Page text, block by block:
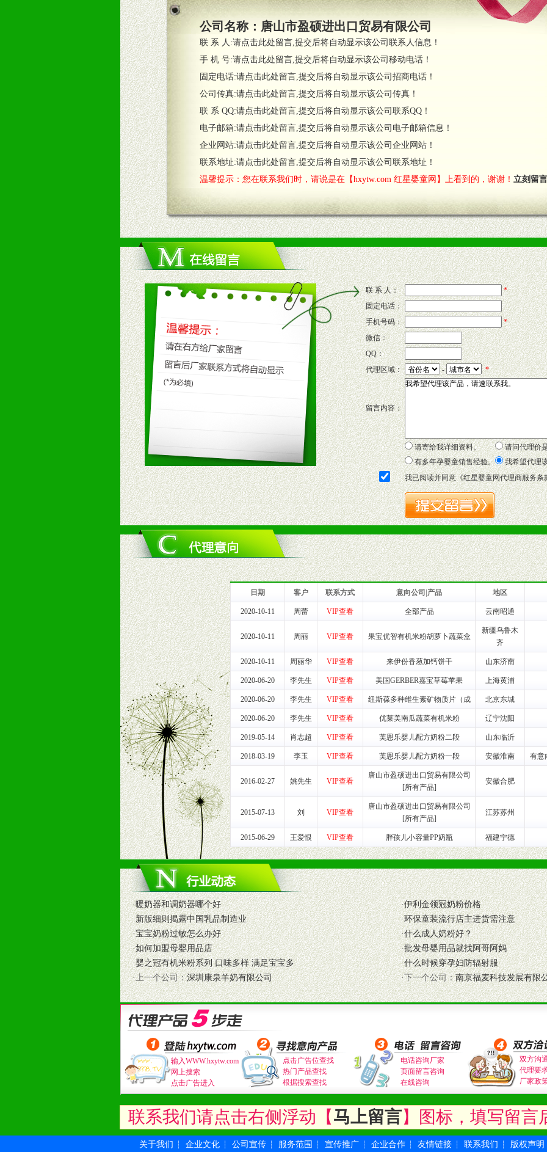
3、根据市场需要，派驻区域销售人员全程跟踪服务，以确保产品顺利销售。
4、根据市场情况公司给予专职或兼职的业务代表及终端导购支持。
五、退换货制度
1、给予前期市场操作一定比例退换货政策。
2、对于临期，滞销品给予一定比例调换政策。
六、服务优势
1、完善的信息服务咨询中心：本着对代理商负责的态度，我们将及时回复您的疑问。
2、售后服务：突发性产品问题或消费者意见反馈，我们予以及时受理记录并合理妥善解决。
3、我们时刻整理各区销售情况，帮您诊断、分析市场，及时收编销售效果显着的案例，与您共商启动市场。
七、招商代理（全国各地）
1、认同我们的经营理念。
2、具备较好商业信誉和资金实力。
3、具备区域内良好的终端网点和销售渠道。
4、具备一定业务团队能力覆盖区域的流通渠道，孕婴童渠道，医药渠道并为之提供配送服务。
5、具备较强的市场操作意识，投入意识和配合意识。
八、品牌产品
1、不断提升品牌的知名度，美誉度。
2、不断开创新产品不断满足消费者的新需求及适应市场变化。
九、加盟优势
1、广告企划支持：产品手册、POP宣传画、三折页及宣传礼品全面配赠，免费提供软硬性平面广告、电台广
场武器。
2、市场保护支持：供优质产品，全套合法经营手续，采取统一底价供货、严格保证区域市场独占，杜绝串货
3、对代理商、经销商提供公司资执证明复印件，财务以帐单，税务发票，产品质量报告检测单，产品批号；
4、营销技术支持：因地制宜，采取方案，专家顾问团提供专柜、社区、HS、名人营销等各种模式市场实战操
5、返利奖励支持：累计进货奖励，年终完成任务返利。
6、售后服务支持：营销全程跟踪服务，提供企划、咨询、培训等企业售后服务。
7、退换货支持：诚信为本的退换货保障制度，使经销商市场操作全程无忧。
十、代理条件
1、拥有婴幼儿产品经销网络，营养品或保健食品相关渠道者。
2、认同公司产品及经营理念，有良好的商业道德，良好的商誉，良好的市场网络的公司及销售自然人。
3、严格按照统一最低渠道价格，统一最低零售价销售，保证良性的价格体系，保证均衡的利润体系。
4、具有一定的资金实力，良好的商业信誉，具备地理区位优势。
5、为维护区域经销商利益，不得窜货。
十一、公司支持
1、免费人员培训支持
由销售明星、业务拓展能手、专业营养师、儿童营养专家为客户提供包括销售、营养、售后服务等各项专业培
2、终端宣传品支持
提供全国统一的产品手册、妈妈手册、VI手册、专柜、POP终端宣传物料、多样化的促销物品、礼品等。
3、大型促销活动支持
根据市场开发需要，为代理商、经销商提供活动策划，物料支持、人员支持等。媒体宣传支持
专业的孕婴童媒体、杂志、直销目录等全国性投放，扩大产品体宣传支持
专业的孕婴童媒体、杂志、直销目录等全国性投放，扩大产品宣传，提高产品美誉度。
4、专业完善的售后服务支持
5、确保经销商相应区域内的独家垄断性经营权益。
6、实施经营管理支持，根据经销商销售情况派人员驻地指导。
7、严格控制价格的波动，并给予相应的政策，充分保证经销产品丰厚的利润空间和市场经营的高额回报。
8、提供合理的退换货保障制度，保证经销商合作零风险。
9、及时有力的推出各种终端促销活动来帮助经销商启动和拉动市场销售，提供终端物料及宣传促销用品的支
拉宝、海报、试用装等）
10、提供信息支持，使经销商商融入公司经营中，充分了解来自公司的行销计划，产品的发展，以及行业市场
11、提供方便、快捷、灵活、安全、高效和准确的后勤配送物。
12、不断寻求国际前缘产品，完善母婴、儿童产品品类，为中国妈妈、宝宝提供完善的营养健康产品和宣传
和终端客户提供更好的支持和服务。
十二、加盟方法
1、通过电话、邮件、网上留言等方式与我公司相关负责人取得联系。
2、与我公司相关人员取得联系之后需详细阅读公司有关制度以及合作加盟流程。
3、加盟者也可到我公司实地考察，合作洽谈。
公司名称： 唐山市盈硕进出口贸易有限公司
联 系 人:请点击此处留言,提交后将自动显示该公司联系人信息！
手 机 号:请点击此处留言,提交后将自动显示该公司移动电话！
固定电话:请点击此处留言,提交后将自动显示该公司招商电话！
公司传真:请点击此处留言,提交后将自动显示该公司传真！
联 系 QQ:请点击此处留言,提交后将自动显示该公司联系QQ！
电子邮箱:请点击此处留言,提交后将自动显示该公司电子邮箱信息！
企业网站:请点击此处留言,提交后将自动显示该公司企业网站！
联系地址:请点击此处留言,提交后将自动显示该公司联系地址！
温馨提示：您在联系我们时，请说是在【hxytw.com 红星婴童网】上看到的，谢谢！ 立刻留言
联 系 人：
*
固定电话：
手机号码：
*
微信：
QQ：
代理区域：
- *
留言内容：
请寄给我详细资料。
请问代理价
有多年孕婴童销售经验。
我希望代理
我已阅读并同意《红星婴童网代理商服务条
日期 客户 联系方式 意向公司|产品 地区
2020-10-11 周蕾 VIP查看 全部产品 云南昭通
2020-10-11 周丽 VIP查看 果宝优智有机米粉胡萝卜蔬菜盒
新疆乌鲁木
齐
2020-10-11 周丽华 VIP查看 来伊份香葱加钙饼干 山东济南
2020-06-20 李先生 VIP查看 美国GERBER嘉宝草莓苹果 上海黄浦
2020-06-20 李先生 VIP查看 纽斯葆多种维生素矿物质片（成 北京东城
2020-06-20 李先生 VIP查看 优莱美南瓜蔬菜有机米粉 辽宁沈阳
2019-05-14 肖志超 VIP查看 芙恩乐婴儿配方奶粉二段 山东临沂
2018-03-19 李玉 VIP查看 芙恩乐婴儿配方奶粉一段 安徽淮南 有意
2016-02-27 姚先生 VIP查看
唐山市盈硕进出口贸易有限公司
[所有产品]
安徽合肥
2015-07-13 刘 VIP查看
唐山市盈硕进出口贸易有限公司
[所有产品]
江苏苏州
2015-06-29 王爱恨 VIP查看 胖孩儿小容量PP奶瓶 福建宁德
·暖奶器和调奶器哪个好 ·伊利金领冠奶粉价格
·新版细则揭露中国乳品制造业 ·环保童装流行店主进货需注意
·宝宝奶粉过敏怎么办好 ·什么成人奶粉好？
·如何加盟母婴用品店 ·批发母婴用品就找阿哥阿妈
·婴之冠有机米粉系列 口味多样 满足宝宝多 ·什么时候穿孕妇防辐射服
·上一个公司：深圳康泉羊奶有限公司 ·下一个公司：南京福麦科技发展有限
输入WWW.hxytw.com
网上搜索
点击广告进入
点击广告位查找
热门产品查找
根据搜索查找
电话咨询厂家
页面留言咨询
在线咨询
双方沟
代理要
厂家政
联系我们请点击右侧浮动【马上留言】图标，填写留言
关于我们 ┆ 企业文化 ┆ 公司宣传 ┆ 服务范围 ┆ 宣传推广 ┆ 企业合作 ┆ 友情链接 ┆ 联系我们 ┆ 版权声明